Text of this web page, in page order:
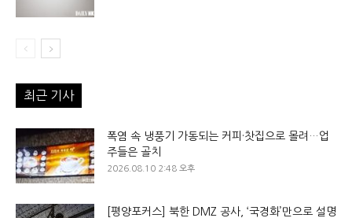
최근 기사
폭염 속 냉풍기 가동되는 커피·찻집으로 몰려…업
주들은 골치
2026.08.10 2:48 오후
[평양포커스] 북한 DMZ 공사, ‘국경화’만으로 설명